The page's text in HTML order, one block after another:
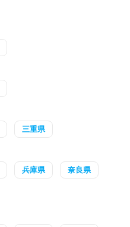
三重県
兵庫県 奈良県